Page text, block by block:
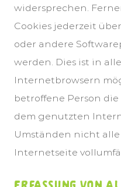
widersprechen.
Cookies jederzeit
oder andere
werden. Dies ist in
Internetbrowsern
betroffene Person
dem genutzten
Umständen nicht
Internetseite